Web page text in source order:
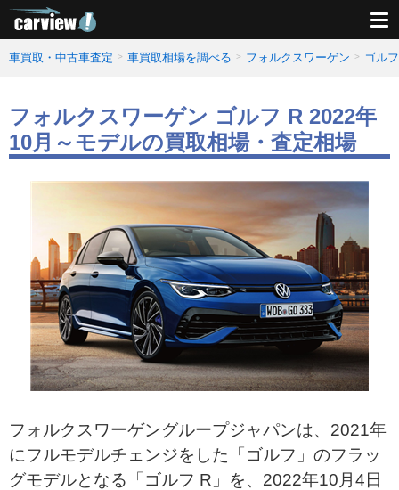
車買取・中古車査定 車買取相場を調べる フォルクスワーゲン ゴル
フォルクスワーゲン ゴルフ R 2022年
10月～モデルの買取相場・査定相場
フォルクスワーゲングループジャパンは、2021年
にフルモデルチェンジをした「ゴルフ」のフラッ
グモデルとなる「ゴルフ R」を、2022年10月4日